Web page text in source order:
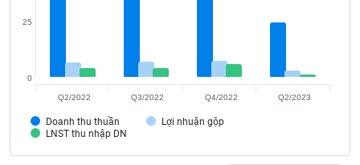
Doanh thu thuần
Lợi nhuận gộp
LNST thu nhập DN
0
25
Q2/2022 Q3/2022 Q4/2022 Q2/2023
Bài
viết
của
tác